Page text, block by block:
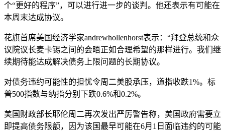
个“更好的程序”，可以进行进一步的谈判。他还表示有可能在
本周末达成协议。
花旗首席美国经济学家andrewhollenhorst表示：“拜登总统和众
议院议长麦卡锡之间的会晤正如合理希望的那样进行。我们继
续期待能达成解决债务上限问题的长期协议。
对债务违约可能性的担忧令周二美股承压，道指收跌1%。标
普500指数与纳指分别下跌0.6%和0.2%。
美国财政部长耶伦周二再次发出严厉警告称，美国政府需要立
即提高债务限额，因为该国最早可能在6月1日面临违约的可能